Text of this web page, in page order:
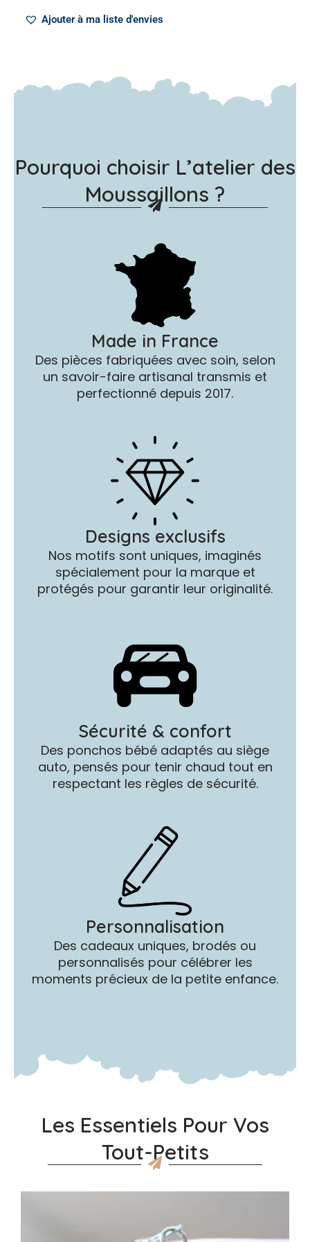
Ajouter à ma liste d'envies
Pourquoi choisir L’atelier des
Moussaillons ?
Made in France
Des pièces fabriquées avec soin, selon
un savoir-faire artisanal transmis et
perfectionné depuis 2017.
Designs exclusifs
Nos motifs sont uniques, imaginés
spécialement pour la marque et
protégés pour garantir leur originalité.
Sécurité & confort
Des ponchos bébé adaptés au siège
auto, pensés pour tenir chaud tout en
respectant les règles de sécurité.
Personnalisation
Des cadeaux uniques, brodés ou
personnalisés pour célébrer les
moments précieux de la petite enfance.
Les Essentiels Pour Vos
Tout-Petits